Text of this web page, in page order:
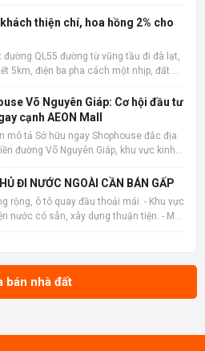
thiện chí, hoa hồng 2% cho
QL55 đường từ vũng tầu đi đà lạt,
5km, điện ba pha cách một nhịp, đất đã
ảnh chi tiết:
Võ Nguyên Giáp: Cơ hội đầu tư
cạnh AEON Mall
mô tả Sở hữu ngay Shophouse đắc địa
đường Võ Nguyên Giáp, khu vực kinh
Mall. Sản phẩm đã hoàn thiện, sẵn
khi
ĐI NƯỚC NGOÀI CẦN BÁN GẤP
rộng, ô tô quay đầu thoải mái. - Khu vực
nước có sẵn, xây dựng thuận tiện. - Môi
bán nhà đất